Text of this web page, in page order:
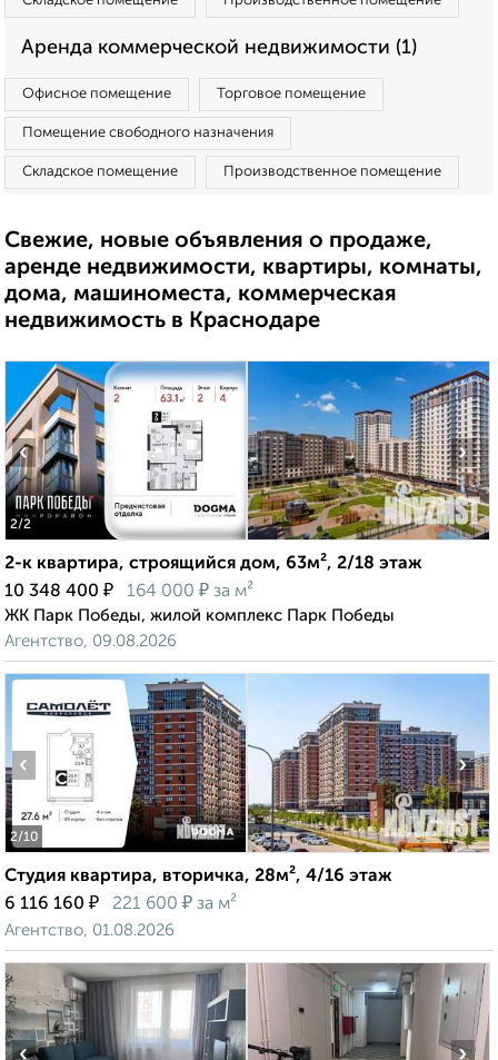
Аренда коммерческой недвижимости (1)
Офисное помещение Торговое помещение
Помещение свободного назначения
Складское помещение Производственное помещение
Свежие, новые объявления о продаже,
аренде недвижимости, квартиры, комнаты,
дома, машиноместа, коммерческая
недвижимость в Краснодаре
2/2
‹ ›
2-к квартира, строящийся дом, 63м², 2/18 этаж
10 348 400 ₽ 164 000 ₽ за м²
ЖК Парк Победы, жилой комплекс Парк Победы
Агентство, 09.08.2026
2/10
‹ ›
Студия квартира, вторичка, 28м², 4/16 этаж
6 116 160 ₽ 221 600 ₽ за м²
Агентство, 01.08.2026
‹ ›